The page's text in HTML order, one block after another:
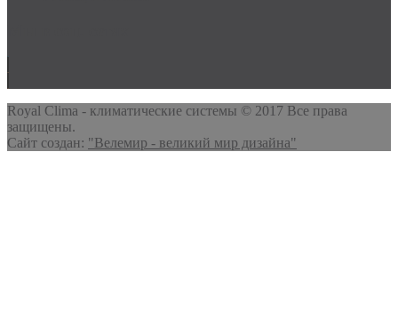
Royal Clima - климатические системы © 2017 Все права
защищены.
Сайт создан: "Велемир - великий мир дизайна"